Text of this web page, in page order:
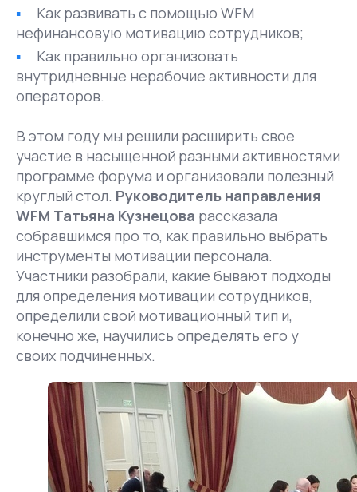
Как развивать с помощью WFM
нефинансовую мотивацию сотрудников;
Как правильно организовать
внутридневные нерабочие активности для
операторов.
В этом году мы решили расширить свое
участие в насыщенной разными активностями
программе форума и организовали полезный
круглый стол. Руководитель направления
WFM Татьяна Кузнецова рассказала
собравшимся про то, как правильно выбрать
инструменты мотивации персонала.
Участники разобрали, какие бывают подходы
для определения мотивации сотрудников,
определили свой мотивационный тип и,
конечно же, научились определять его у
своих подчиненных.